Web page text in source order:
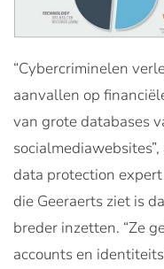
“Cybercriminelen
aanvallen op
van grote databases
data protection
die Geeraerts ziet is
breder inzetten. “Ze
accounts en